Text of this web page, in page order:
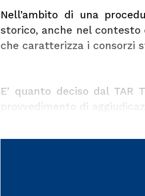
Nell’ambito di una
storico, anche nel
che caratterizza i consorzi
E’ quanto deciso dal TAR
provvedimento di